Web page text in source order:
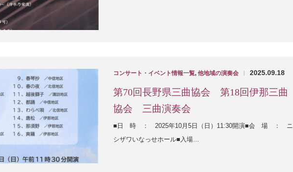
コンサート・イベント情報一覧, 他地域の演奏会 | 2025.09.18
第70回長野県三曲協会 第18回伊那三曲
協会 三曲演奏会
■日 時 ： 2025年10月5日（日）11:30開演■会 場 ： ニ
シザワいなっせホール■入場…